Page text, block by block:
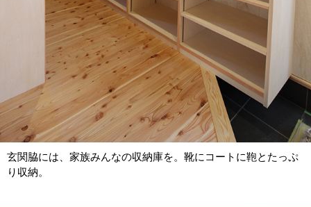
玄関脇には、家族みんなの収納庫を。靴にコートに鞄とたっぷ
り収納。